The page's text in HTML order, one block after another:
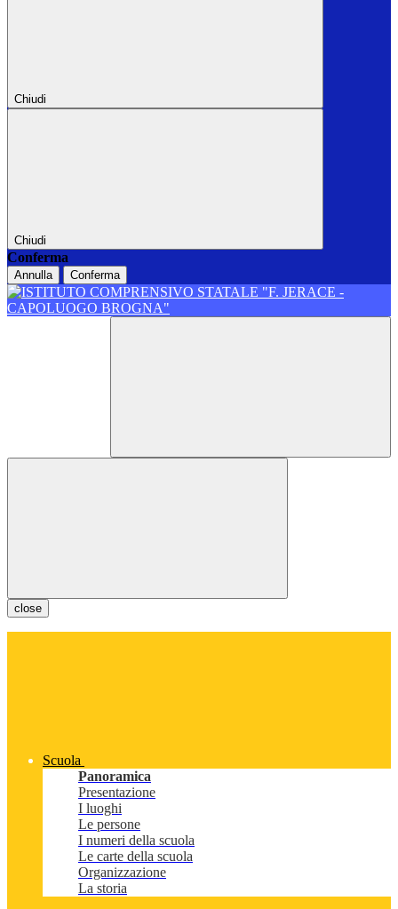
Chiudi
Chiudi
Conferma
Annulla Conferma
close
Scuola
Panoramica
Presentazione
I luoghi
Le persone
I numeri della scuola
Le carte della scuola
Organizzazione
La storia